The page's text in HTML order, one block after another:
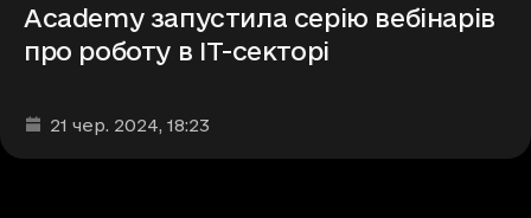
Academy запустила серію вебінарів
про роботу в ІТ-секторі
Дата та час публікації
21 чер. 2024, 18:23